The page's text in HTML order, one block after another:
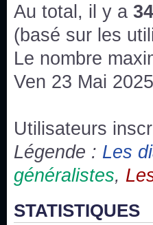
Bonne année 2020 !
Bonne année 2019 !
Joyeux Noël !
Bonne année tout le
Un peu de ménage,
chaines françaises
3x24 Human Error
Au total, il y a
(basé sur les
Le nombre
Ven 23 Mai
Utilisateurs
Légende : Les
généralistes,
STATISTIQUES